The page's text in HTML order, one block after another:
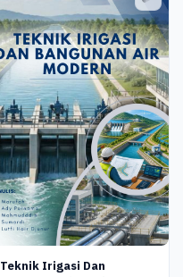
Teknik Irigasi Dan